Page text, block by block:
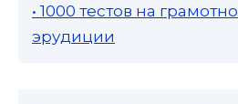
• 1000 тестов на
эрудиции